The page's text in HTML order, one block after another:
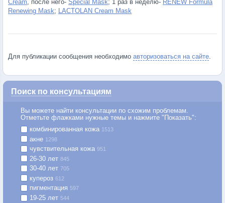
Cream, после него- Special Mask; 1 раз в неделю- RENEW Formula
Renewing Mask; LACTOLAN Cream Mask
Для публикации сообщения необходимо авторизоваться на сайте.
Поиск по консультациям
Вы можете найти консультации по схожим проблемам.
Отметьте флажками нужные темы и нажмите "Показать":
комбинированная кожа 1513
акне 1298
чувствительная кожа 951
26-30 лет 845
30-40 лет 705
купероз 612
пигментация 597
19-25 лет 544